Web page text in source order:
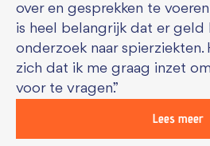
over en gesprekken te
is heel belangrijk dat er geld
onderzoek naar
zich dat ik me graag inzet
voor te vragen.”
Lees meer